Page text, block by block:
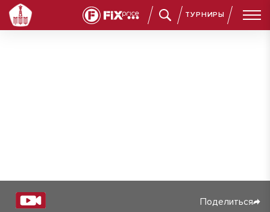
ТУРНИРЫ
Поделиться